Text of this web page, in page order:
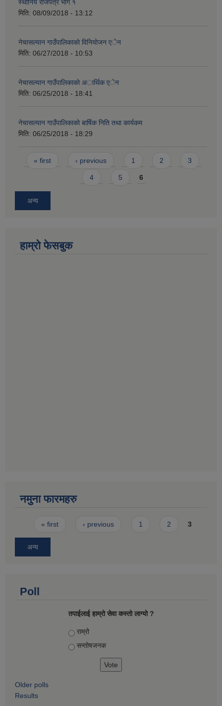
स्थानिय राजपत्र भाग १
मिति: 08/09/2018 - 13:12
नेचासल्यान गाउँपालिकाकाे विनियाेजन एेन
मिति: 06/27/2018 - 10:53
नेचासल्यान गाउँपालिकाकाे अार्थिक एेन
मिति: 06/25/2018 - 18:41
नेचासल्यान गाउँपालिकाकाे बार्षिक निति तथा कार्यकम
मिति: 06/25/2018 - 18:29
Pages
« first ‹ previous 1 2 3
4 5 6
अन्य
हाम्राे फेसबुक
नमुना फारमहरु
Pages
« first ‹ previous 1 2 3
अन्य
Poll
तपाईलाई हाम्रो सेवा कस्तो लाग्यो ?
Choices
राम्रो
सन्तोषज‍नक
Older polls
Results